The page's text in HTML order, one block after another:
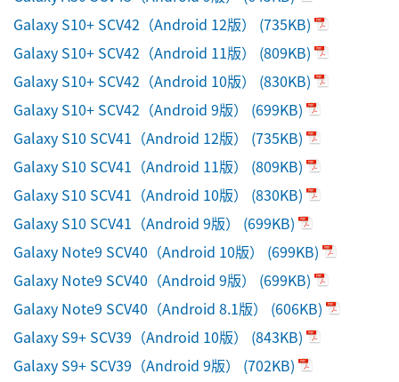
Galaxy S10+ SCV42（Android 12版） (735KB)
Galaxy S10+ SCV42（Android 11版） (809KB)
Galaxy S10+ SCV42（Android 10版） (830KB)
Galaxy S10+ SCV42（Android 9版） (699KB)
Galaxy S10 SCV41（Android 12版） (735KB)
Galaxy S10 SCV41（Android 11版） (809KB)
Galaxy S10 SCV41（Android 10版） (830KB)
Galaxy S10 SCV41（Android 9版） (699KB)
Galaxy Note9 SCV40（Android 10版） (699KB)
Galaxy Note9 SCV40（Android 9版） (699KB)
Galaxy Note9 SCV40（Android 8.1版） (606KB)
Galaxy S9+ SCV39（Android 10版） (843KB)
Galaxy S9+ SCV39（Android 9版） (702KB)